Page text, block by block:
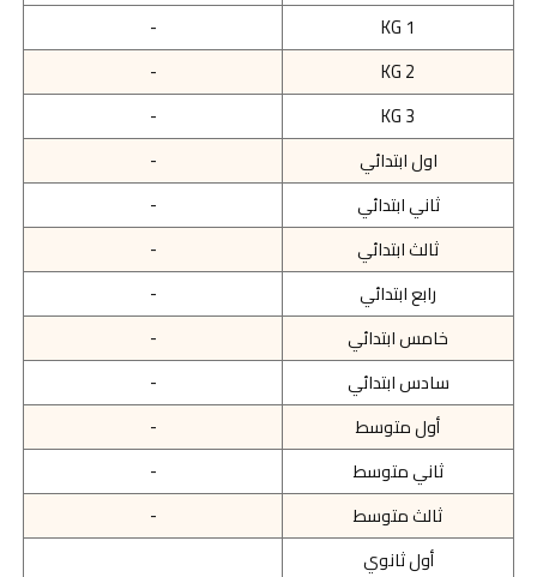
KG 1
-
KG 2
-
KG 3
-
اول ابتدائي
-
ثاني ابتدائي
-
ثالث ابتدائي
-
رابع ابتدائي
-
خامس ابتدائي
-
سادس ابتدائي
-
أول متوسط
-
ثاني متوسط
-
ثالث متوسط
-
أول ثانوي